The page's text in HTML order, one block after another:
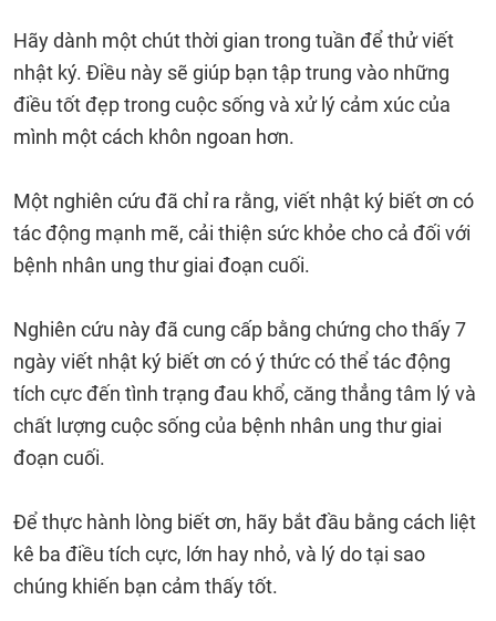
Hãy dành một chút thời gian trong tuần để thử viết
nhật ký. Điều này sẽ giúp bạn tập trung vào những
điều tốt đẹp trong cuộc sống và xử lý cảm xúc của
mình một cách khôn ngoan hơn.
Một nghiên cứu đã chỉ ra rằng, viết nhật ký biết ơn có
tác động mạnh mẽ, cải thiện sức khỏe cho cả đối với
bệnh nhân ung thư giai đoạn cuối.
Nghiên cứu này đã cung cấp bằng chứng cho thấy 7
ngày viết nhật ký biết ơn có ý thức có thể tác động
tích cực đến tình trạng đau khổ, căng thẳng tâm lý và
chất lượng cuộc sống của bệnh nhân ung thư giai
đoạn cuối.
Để thực hành lòng biết ơn, hãy bắt đầu bằng cách liệt
kê ba điều tích cực, lớn hay nhỏ, và lý do tại sao
chúng khiến bạn cảm thấy tốt.